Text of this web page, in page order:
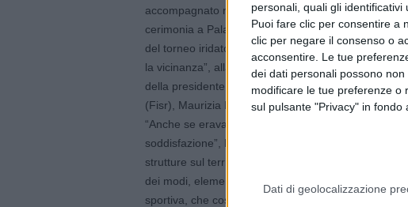
personali, quali gli
Puoi fare clic per consentire a
clic per negare il consenso o
acconsentire. Le tue
dei dati personali possono
modificare le tue preferenze o
sul pulsante "Privacy" in fondo
Dati di geolocalizzazione
accompagnato nel percorso verso il successo”.
cerimonia a Palazzo comunale le quattro
del torneo iridato ad Asunción, nel Paese
la vicinanza”, alla presenza pure del delegato
della presidente del comitato regionale Emilia-
(Fisr), Maurizia Bigi.
“Anche se eravate dall’altra parte del mondo a
soddisfazione”, ha affermato l’assessora Baracchi
strutture sul territorio”. Palestre e strutture
dei modi, elemento essenziale “per raggiungere i
sportiva, che costituisce la base da cui emergono